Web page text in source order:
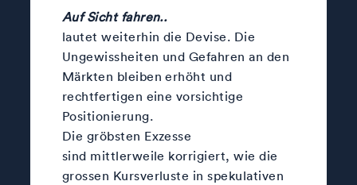
Auf Sicht fahren..
lautet weiterhin die Devise. Die
Ungewissheiten und Gefahren an den
Märkten bleiben erhöht und
rechtfertigen eine vorsichtige
Positionierung.
Die gröbsten Exzesse
sind mittlerweile korrigiert, wie die
grossen Kursverluste in spekulativen